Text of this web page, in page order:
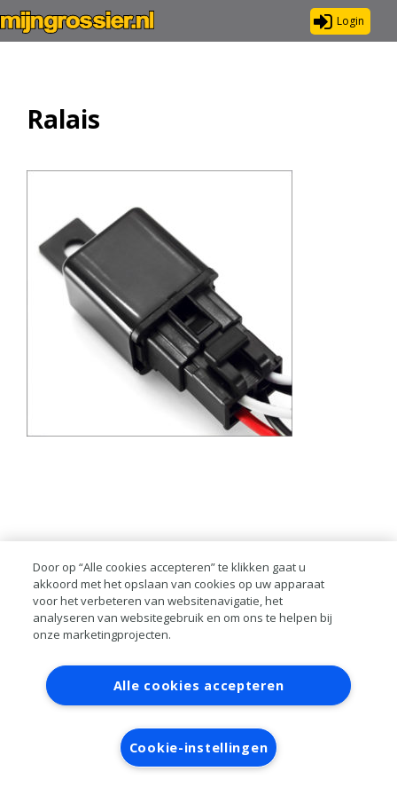
Login
Ralais
Contact Account aanvragen
Inloggen
RAI bestanden
Privacy
Algemene
voorwaarden
Verwerkersovereenkomst
Door op “Alle cookies accepteren” te klikken gaat u
akkoord met het opslaan van cookies op uw apparaat
voor het verbeteren van websitenavigatie, het
analyseren van websitegebruik en om ons te helpen bij
onze marketingprojecten.
Alle cookies accepteren
Cookie-instellingen